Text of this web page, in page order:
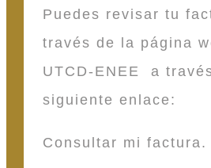
Puedes revisar tu
través de la página
UTCD-ENEE a
siguiente enlace:
Consultar mi factura.